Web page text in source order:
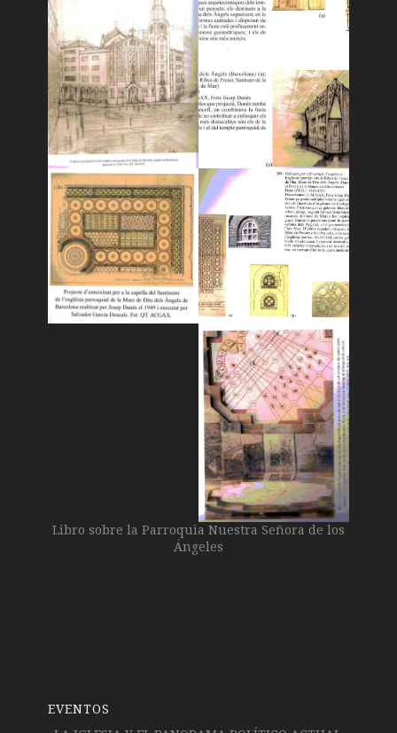
Libro sobre la Parroquia Nuestra Señora de los
Ángeles
EVENTOS